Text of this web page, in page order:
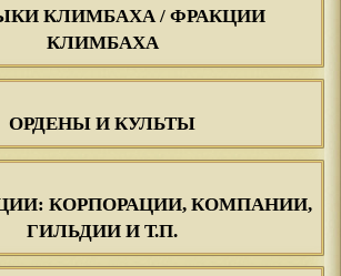
КЛИМБАХА / ФРАКЦИИ
КЛИМБАХА
ОРДЕНЫ И КУЛЬТЫ
КОРПОРАЦИИ, КОМПАНИИ,
ГИЛЬДИИ И Т.П.